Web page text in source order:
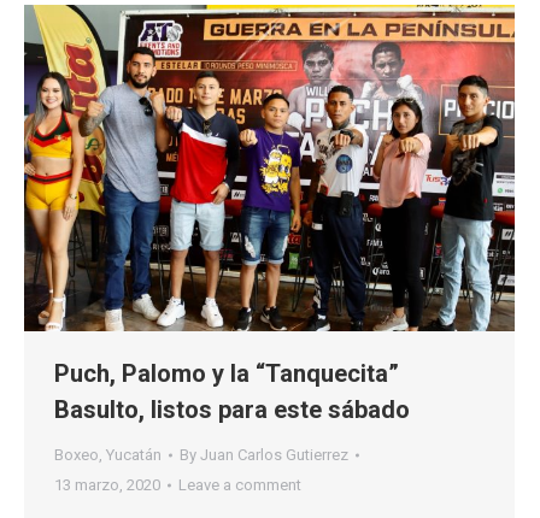
Puch, Palomo y la “Tanquecita”
Basulto, listos para este sábado
Boxeo, Yucatán By Juan Carlos Gutierrez
13 marzo, 2020
Leave a comment